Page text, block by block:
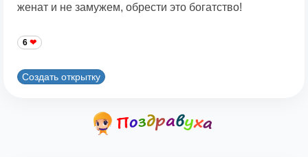
женат и не замужем, обрести это богатство!
6
Создать открытку